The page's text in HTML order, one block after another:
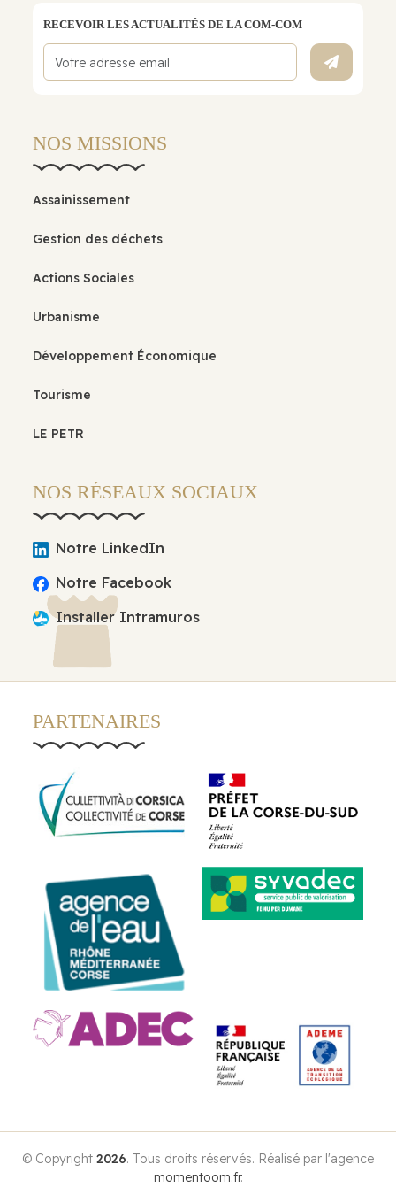
RECEVOIR LES ACTUALITÉS DE LA COM-COM
NOS MISSIONS
Assainissement
Gestion des déchets
Actions Sociales
Urbanisme
Développement Économique
Tourisme
LE PETR
NOS RÉSEAUX SOCIAUX
Notre LinkedIn
Notre Facebook
Installer Intramuros
PARTENAIRES
© Copyright 2026. Tous droits réservés. Réalisé par l'agence
momentoom.fr.